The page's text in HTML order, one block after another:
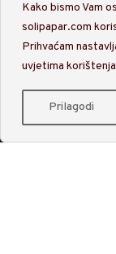
Kako bismo Vam
solipapar.com
Prihvaćam
uvjetima
Prilagodi
Uronite u svijet
Newsletter i